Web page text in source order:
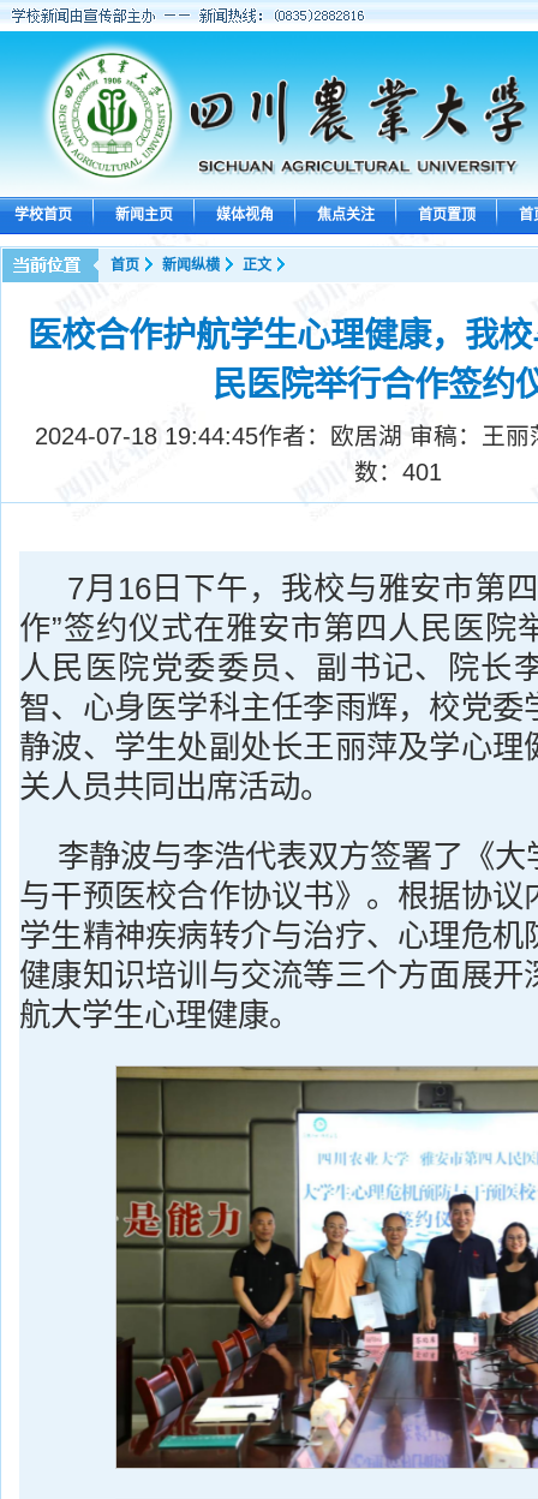
学校首页 新闻主页 媒体视角 焦点关注 首页置顶 首
首页 新闻纵横 正文
医校合作护航学生心理健康，我
民医院举行合作签约
2024-07-18 19:44:45作者：欧居湖 审稿：王
数： 401
7月16日下午，我校与雅安市第
作”签约仪式在雅安市第四人民医院
人民医院党委委员、副书记、院长
智、心身医学科主任李雨辉，校党委
静波、学生处副处长王丽萍及学心理
关人员共同出席活动。
李静波与李浩代表双方签署了《
与干预医校合作协议书》。根据协议
学生精神疾病转介与治疗、心理危机
健康知识培训与交流等三个方面展开
航大学生心理健康。